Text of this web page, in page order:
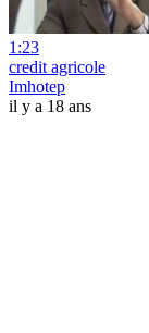
1:23
credit agricole
Imhotep
il y a 18 ans